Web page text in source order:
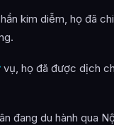
kim diễm, họ đã
vụ, họ đã được dịch
đang du hành qua